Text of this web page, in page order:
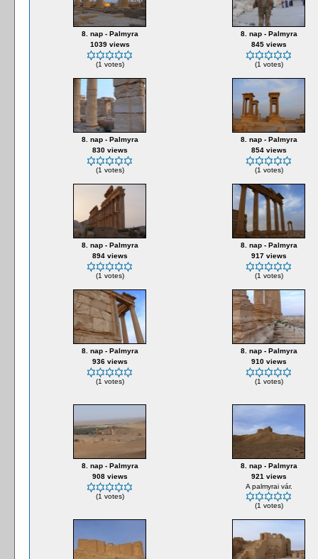
8. nap - Palmyra
1039 views
(1 votes)
8. nap - Palmyra
845 views
(1 votes)
8. nap - Palmyra
830 views
(1 votes)
8. nap - Palmyra
854 views
(1 votes)
8. nap - Palmyra
894 views
(1 votes)
8. nap - Palmyra
917 views
(1 votes)
8. nap - Palmyra
936 views
(1 votes)
8. nap - Palmyra
910 views
(1 votes)
8. nap - Palmyra
908 views
(1 votes)
8. nap - Palmyra
921 views
A palmyrai vár.
(1 votes)